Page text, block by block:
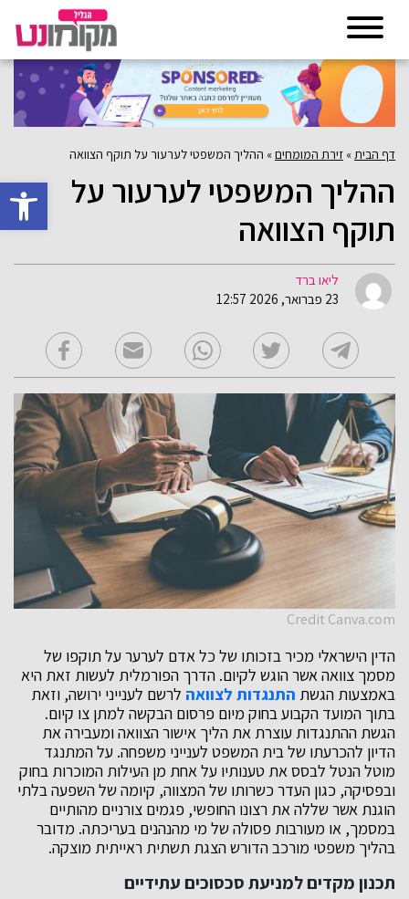
פתח
דף הבית » זירת המומחים» ההליך המשפטי לערעור על תוקף הצוואה
ההליך המשפטי לערעור על
תוקף הצוואה
ליאו ברד
23 פברואר, 2026 12:57
Credit Canva.com
הדין הישראלי מכיר בזכותו של כל אדם לערער על תוקפו של
מסמך צוואה אשר הוגש לקיום. הדרך הפורמלית לעשות זאת היא
באמצעות הגשת התנגדות לצוואה לרשם לענייני ירושה, וזאת
בתוך המועד הקבוע בחוק מיום פרסום הבקשה למתן צו קיום.
הגשת ההתנגדות עוצרת את הליך אישור הצוואה ומעבירה את
הדיון להכרעתו של בית המשפט לענייני משפחה. על המתנגד
מוטל הנטל לבסס את טענותיו על אחת מן העילות המוכרות בחוק
ובפסיקה, כגון העדר כשרותו של המצווה, קיומה של השפעה בלתי
הוגנת אשר שללה את רצונו החופשי, פגמים צורניים מהותיים
במסמך, או מעורבות פסולה של מי מהנהנים בעריכתה. מדובר
בהליך משפטי מורכב הדורש הצגת תשתית ראייתית מוצקה.
תכנון מקדים למניעת סכסוכים עתידיים